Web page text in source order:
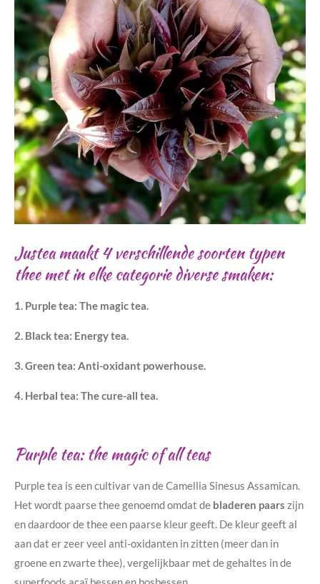
Justea maakt 4 verschillende soorten typen
thee met in elke categorie diverse smaken:
1. Purple tea: The magic tea.
2. Black tea: Energy tea.
3.Green tea: Anti-oxidant powerhouse.
4. Herbal tea: The cure-all tea.
Purple tea: the magic of all teas
Purple tea is een cultivar van de Camellia Sinesus Assamican.
Het wordt paarse thee genoemd omdat de bladeren paars zijn
en daardoor de thee een paarse kleur geeft. De kleur geeft al
aan dat er zeer veel anti-oxidanten in zitten (meer dan in
groene en zwarte thee), vergelijkbaar met de gehaltes in de